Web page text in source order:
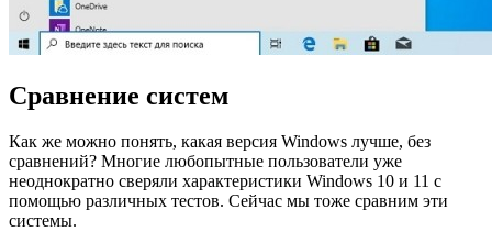
Сравнение систем
Как же можно понять, какая версия Windows лучше, без
сравнений? Многие любопытные пользователи уже
неоднократно сверяли характеристики Windows 10 и 11 с
помощью различных тестов. Сейчас мы тоже сравним эти
системы.